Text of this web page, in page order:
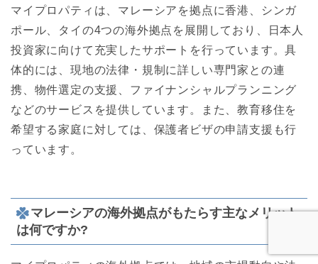
マイプロパティは、マレーシアを拠点に香港、シンガ
ポール、タイの4つの海外拠点を展開しており、日本人
投資家に向けて充実したサポートを行っています。具
体的には、現地の法律・規制に詳しい専門家との連
携、物件選定の支援、ファイナンシャルプランニング
などのサービスを提供しています。また、教育移住を
希望する家庭に対しては、保護者ビザの申請支援も行
っています。
マレーシアの海外拠点がもたらす主なメリット
は何ですか?